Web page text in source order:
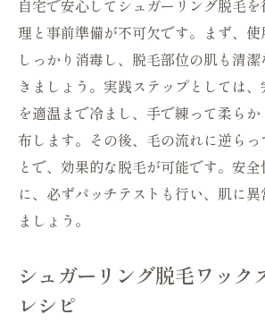
自宅で安心してシュガーリング脱毛
理と事前準備が不可欠です。まず、
しっかり消毒し、脱毛部位の肌も清
きましょう。実践ステップとしては
を適温まで冷まし、手で練って柔ら
布します。その後、毛の流れに逆ら
とで、効果的な脱毛が可能です。安
に、必ずパッチテストも行い、肌に
ましょう。
シュガーリング脱毛ワック
レシピ